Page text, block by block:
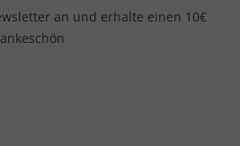
an und erhalte einen 10€